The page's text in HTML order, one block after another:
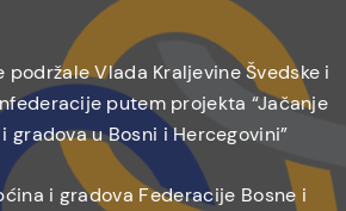
Vlada Kraljevine Švedske i
putem projekta “Jačanje
gradova u Bosni i Hercegovini”
i gradova Federacije Bosne i